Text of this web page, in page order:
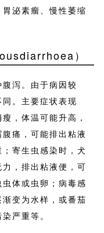
泌素瘤、慢性萎缩
）
泻。由于病因较
。主要症状表现
，体温可能升高，
痛，可能排出粘液
寄生虫感染时，犬
，排出粘液便，可
体或虫卵；病毒感
变为水样，或番茄
严重等。